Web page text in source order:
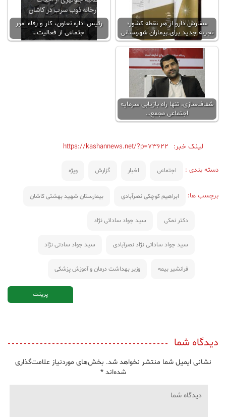
سفارش دارو از هر نقطه کشور؛
تجربه جدید برای بیماران شهرستانی
رئیس اداره تعاون، کار و رفاه امور
اجتماعی از فعالیت…
شفاف‌سازی، تنها راه بازیابی سرمایه
اجتماعی مجمع…
لینک خبر: https://kashannews.net/?p=73622
دسته بندی : اجتماعی اخبار گزارش ویژه
برچسب ها: ابراهیم کوچکی نصرآبادی بیمارستان شهید بهشتی کاشان
دکتر نمکی سید جواد ساداتی نژاد
سید جواد ساداتی نژاد نصرآبادی سید جواد سادتی نژاد
فرانشیر بیمه وزیر بهداشت درمان و آموزش پزشکی
پرینت
دیدگاه شما
نشانی ایمیل شما منتشر نخواهد شد. بخش‌های موردنیاز علامت‌گذاری
شده‌اند*